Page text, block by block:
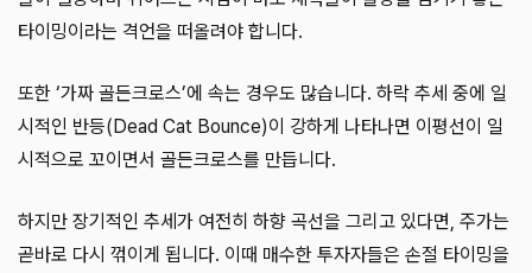
타이밍이라는 격언을 떠올려야 합니다.
또한 ‘가짜 골든크로스’에 속는 경우도 많습니다. 하락 추세 중에 일
시적인 반등(Dead Cat Bounce)이 강하게 나타나면 이평선이 일
시적으로 꼬이면서 골든크로스를 만듭니다.
하지만 장기적인 추세가 여전히 하향 곡선을 그리고 있다면, 주가는
곧바로 다시 꺾이게 됩니다. 이때 매수한 투자자들은 손절 타이밍을